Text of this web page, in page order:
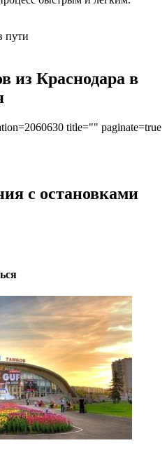
пути
из Краснодара в
title="" paginate=true
с остановками